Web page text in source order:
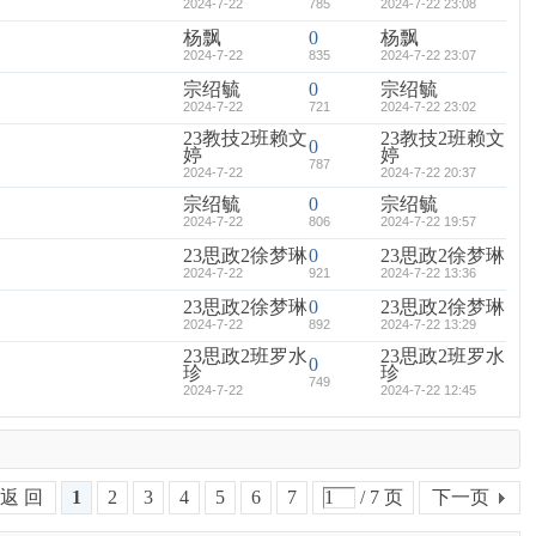
2024-7-22 785 2024-7-22 23:08
杨飘
2024-7-22
0
835
杨飘
2024-7-22 23:07
宗绍毓
2024-7-22
0
721
宗绍毓
2024-7-22 23:02
23教技2班赖文
婷
2024-7-22
0
787
23教技2班赖文
婷
2024-7-22 20:37
宗绍毓
2024-7-22
0
806
宗绍毓
2024-7-22 19:57
23思政2徐梦琳
2024-7-22
0
921
23思政2徐梦琳
2024-7-22 13:36
23思政2徐梦琳
2024-7-22
0
892
23思政2徐梦琳
2024-7-22 13:29
23思政2班罗水
珍
2024-7-22
0
749
23思政2班罗水
珍
2024-7-22 12:45
1 2 3 4 5 6 7 / 7 页 下一页
返 回